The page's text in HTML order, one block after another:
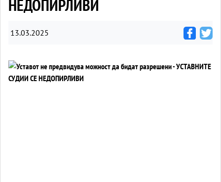
НЕДОПИРЛИВИ
13.03.2025